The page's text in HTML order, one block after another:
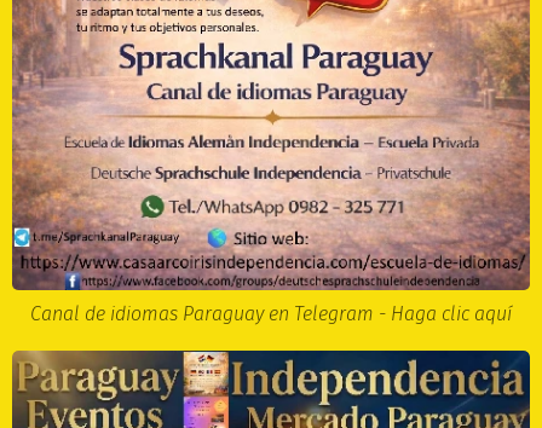
Canal de idiomas Paraguay en Telegram - Haga clic aquí